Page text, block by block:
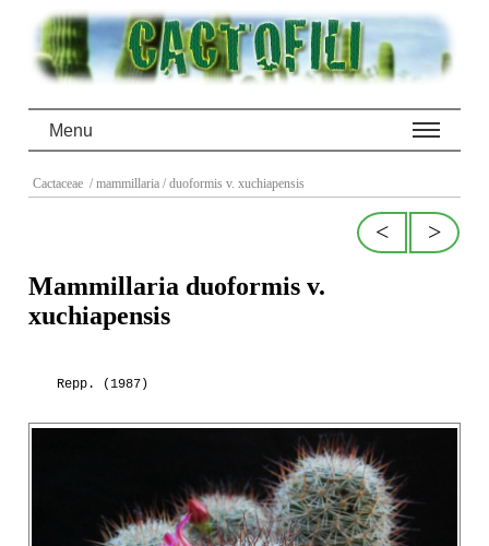
Menu
Cactaceae / mammillaria / duoformis v. xuchiapensis
>
<
Mammillaria duoformis v.
xuchiapensis
Repp. (1987)